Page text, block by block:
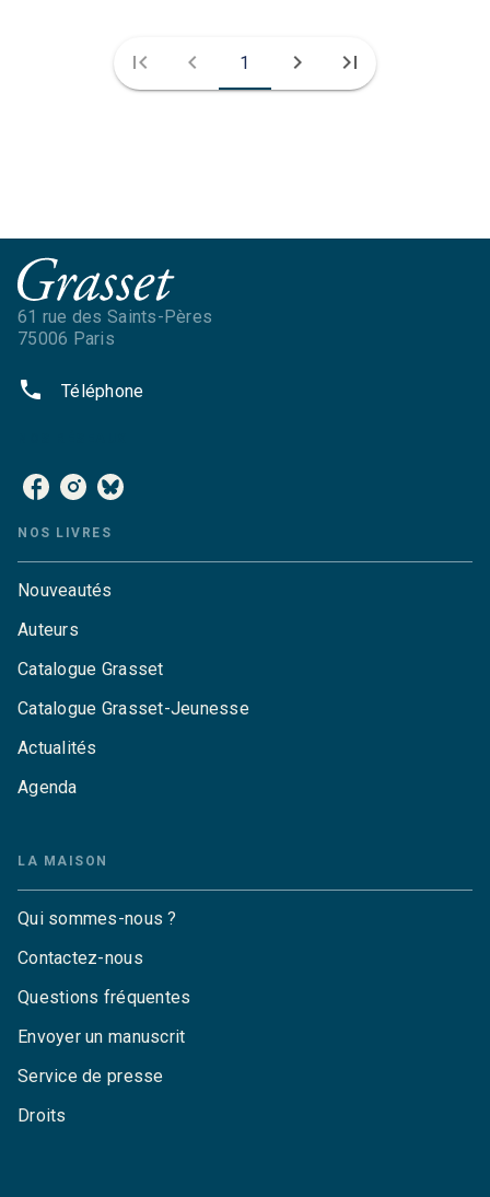
first_page chevron_left 1 chevron_right last_page
61 rue des Saints-Pères
75006 Paris
phone Téléphone
NOS LIVRES
Nouveautés
Auteurs
Catalogue Grasset
Catalogue Grasset-Jeunesse
Actualités
Agenda
LA MAISON
Qui sommes-nous ?
Contactez-nous
Questions fréquentes
Envoyer un manuscrit
Service de presse
Droits